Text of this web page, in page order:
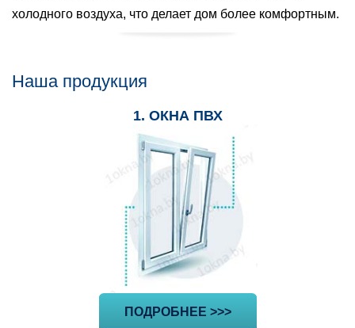
холодного воздуха, что делает дом более комфортным.
Наша продукция
1. ОКНА ПВХ
ПОДРОБНЕЕ >>>